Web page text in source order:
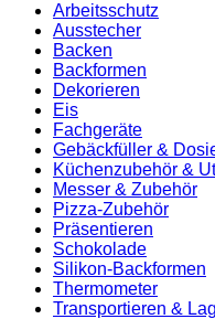
Arbeitsschutz
Ausstecher
Backen
Backformen
Dekorieren
Eis
Fachgeräte
Gebäckfüller &
Küchenzubehör &
Messer & Zubehör
Pizza-Zubehör
Präsentieren
Schokolade
Silikon-Backformen
Thermometer
Transportieren &